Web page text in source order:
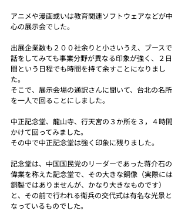
アニメや漫画或いは教育関連ソフトウェアなどが中
心の展示会でした。
出展企業数も２００社余りと小さいうえ、ブースで
話をしてみても事業分野が異なる印象が強く、２日
間という日程でも時間を持て余すことになりまし
た。
そこで、展示会場の通訳さんに聞いて、台北の名所
を一人で回ることにしました。
中正記念堂、龍山寺、行天宮の３か所を３，４時間
かけて回ってみました。
その中で中正記念堂は強く印象に残りました。
記念堂は、中国国民党のリーダーであった蒋介石の
偉業を称えた記念堂で、その大きな銅像（実際には
銅製ではありませんが、かなり大きなものです）
と、その前で行われる衛兵の交代式は有名な光景と
なっているものでした。